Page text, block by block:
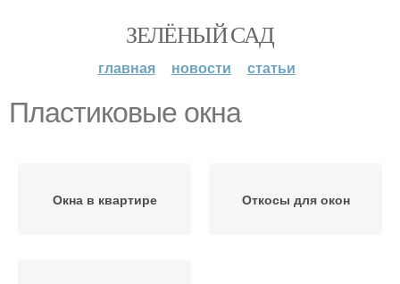
ЗЕЛЁНЫЙ САД
главная новости статьи
Пластиковые окна
Окна в квартире Откосы для окон